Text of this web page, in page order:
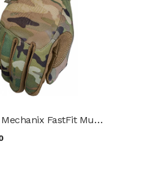
Guante Mechanix FastFit Multicam